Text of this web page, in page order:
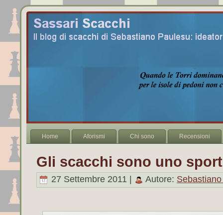
Home Aforismi Chi sono Recensioni
Gli scacchi sono uno
27 Settembre 2011 | Autore: